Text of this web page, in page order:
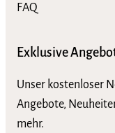
FAQ
Exklusive
Unser kostenloser
Angebote,
mehr.